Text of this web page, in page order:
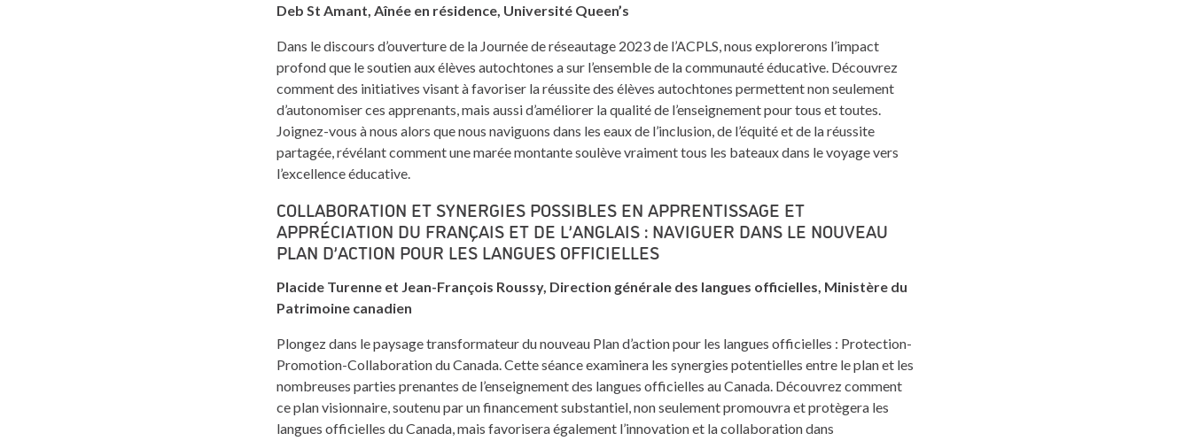
Deb St Amant, Aînée en résidence, Université Queen’s
Dans le discours d’ouverture de la Journée de réseautage 2023 de l’ACPLS, nous explorerons l’impact
profond que le soutien aux élèves autochtones a sur l’ensemble de la communauté éducative. Découvrez
comment des initiatives visant à favoriser la réussite des élèves autochtones permettent non seulement
d’autonomiser ces apprenants, mais aussi d’améliorer la qualité de l’enseignement pour tous et toutes.
Joignez-vous à nous alors que nous naviguons dans les eaux de l’inclusion, de l’équité et de la réussite
partagée, révélant comment une marée montante soulève vraiment tous les bateaux dans le voyage vers
l’excellence éducative.
COLLABORATION ET SYNERGIES POSSIBLES EN APPRENTISSAGE ET
APPRÉCIATION DU FRANÇAIS ET DE L’ANGLAIS : NAVIGUER DANS LE NOUVEAU
PLAN D’ACTION POUR LES LANGUES OFFICIELLES
Placide Turenne et Jean-François Roussy, Direction générale des langues officielles, Ministère du
Patrimoine canadien
Plongez dans le paysage transformateur du nouveau Plan d’action pour les langues officielles : Protection-
Promotion-Collaboration du Canada. Cette séance examinera les synergies potentielles entre le plan et les
nombreuses parties prenantes de l’enseignement des langues officielles au Canada. Découvrez comment
ce plan visionnaire, soutenu par un financement substantiel, non seulement promouvra et protègera les
langues officielles du Canada, mais favorisera également l’innovation et la collaboration dans